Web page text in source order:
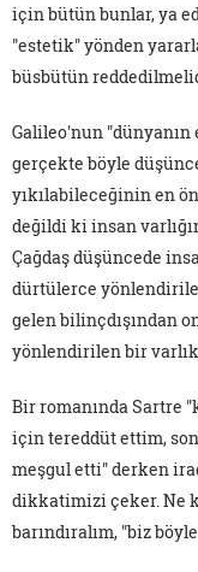
için bütün bunlar, ya
"estetik" yönden
büsbütün
Galileo'nun "dünyanın
gerçekte böyle
yıkılabileceğinin en
değildi ki insan
Çağdaş düşüncede
dürtülerce
gelen bilinçdışından
yönlendirilen bir
Bir romanında Sartre
için tereddüt ettim,
meşgul etti" derken
dikkatimizi çeker. Ne
barındıralım, "biz